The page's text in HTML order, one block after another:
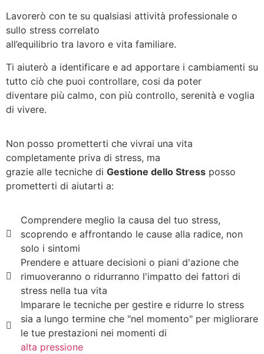
Lavorerò con te su qualsiasi attività professionale o
sullo stress correlato
all’equilibrio tra lavoro e vita familiare.
Ti aiuterò a identificare e ad apportare i cambiamenti su
tutto ciò che puoi controllare, cosi da poter
diventare più calmo, con più controllo, serenità e voglia
di vivere.
Non posso prometterti che vivrai una vita
completamente priva di stress, ma
grazie alle tecniche di Gestione dello Stress posso
prometterti di aiutarti a:
Comprendere meglio la causa del tuo stress,
scoprendo e affrontando le cause alla radice, non
solo i sintomi
Prendere e attuare decisioni o piani d'azione che
rimuoveranno o ridurranno l'impatto dei fattori di
stress nella tua vita
Imparare le tecniche per gestire e ridurre lo stress
sia a lungo termine che "nel momento" per migliorare
le tue prestazioni nei momenti di
alta pressione